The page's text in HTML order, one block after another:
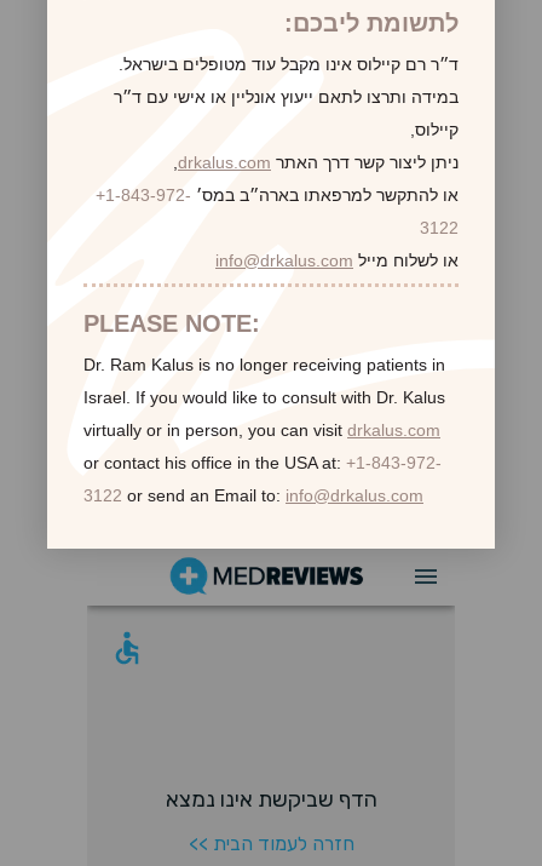
לקוחות ממליצות:
לתשומת ליבכם:
ד״ר רם קיילוס אינו מקבל עוד מטופלים בישראל.
במידה ותרצו לתאם ייעוץ אונליין או אישי עם ד״ר
קיילוס,
ניתן ליצור קשר דרך האתר drkalus.com
או להתקשר למרפאתו בארה״ב במס׳ +1-843-972-
3122
או לשלוח מייל info@drkalus.com
PLEASE NOTE:
Dr. Ram Kalus is no longer receiving patients in
Israel. If you would like to consult with Dr. Kalus
virtually or in person, you can visit drkalus.com
or contact his office in the USA at: +1-843-972-
3122 or send an Email to: info@drkalus.com